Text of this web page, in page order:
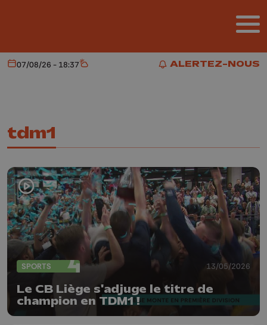
ALERTEZ-NOUS
ALERTEZ-NOUS
Aujourd'hui
07/08/26 - 18:37 Météo
tdm1
SPORTS 13/05/2026
Le CB Liège s'adjuge le titre de
champion en TDM1 !